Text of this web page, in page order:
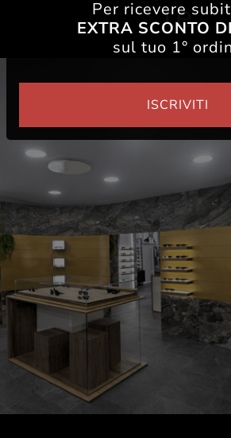
te
Per ricevere
EXTRA SCONTO
sul tuo 1°
ISCRIVITI